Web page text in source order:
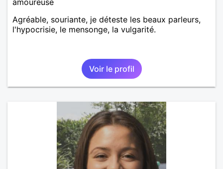
Agréable, souriante, je déteste les beaux parleurs,
l'hypocrisie, le mensonge, la vulgarité.
Voir le profil